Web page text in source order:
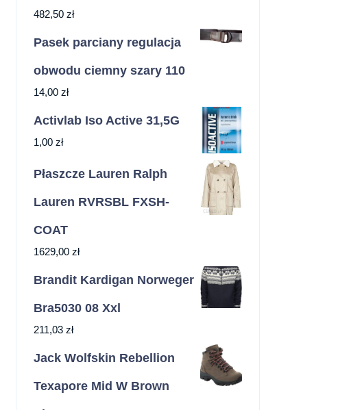
482,50 zł
Pasek parciany regulacja
obwodu ciemny szary 110
14,00 zł
Activlab Iso Active 31,5G
1,00 zł
Płaszcze Lauren Ralph
Lauren RVRSBL FXSH-
COAT
1629,00 zł
Brandit Kardigan Norweger
Bra5030 08 Xxl
211,03 zł
Jack Wolfskin Rebellion
Texapore Mid W Brown